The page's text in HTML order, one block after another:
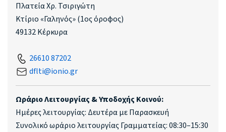
Πλατεία Χρ. Τσιριγώτη
Κτίριο «Γαληνός» (1ος όροφος)
49132 Κέρκυρα
26610 87202
dflti@ionio.gr
Ωράριο Λειτουργίας & Υποδοχής Κοινού:
Ημέρες λειτουργίας: Δευτέρα με Παρασκευή
Συνολικό ωράριο λειτουργίας Γραμματείας: 08:30–15:30